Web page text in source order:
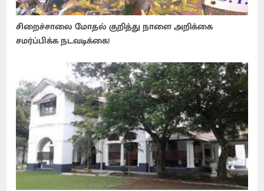
சிறைச்சாலை மோதல் குறித்து நாளை அறிக்கை
சமர்ப்பிக்க நடவடிக்கை!